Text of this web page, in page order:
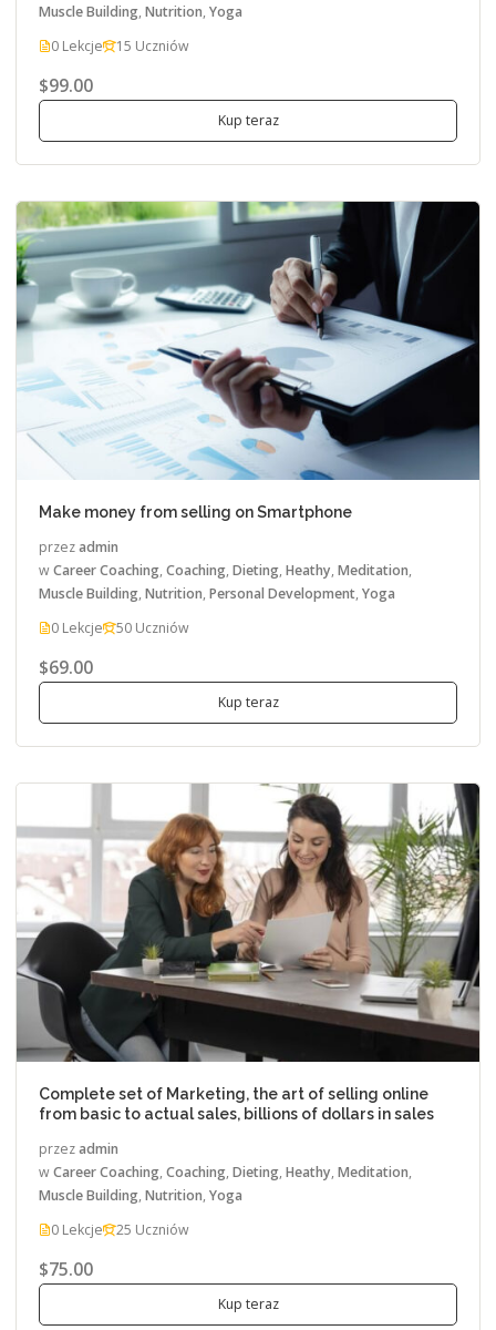
Muscle Building Nutrition Yoga
0 Lekcje
15 Uczniów
$99.00
Kup teraz
Make money from selling on Smartphone
przezadmin
wCareer Coaching, Coaching, Dieting, Heathy, Meditation,
Muscle Building Nutrition Personal Development Yoga
0 Lekcje
50 Uczniów
$69.00
Kup teraz
Complete set of Marketing, the art of selling online
from basic to actual sales, billions of dollars in sales
przezadmin
wCareer Coaching, Coaching, Dieting, Heathy, Meditation,
Muscle Building Nutrition Yoga
0 Lekcje
25 Uczniów
$75.00
Kup teraz